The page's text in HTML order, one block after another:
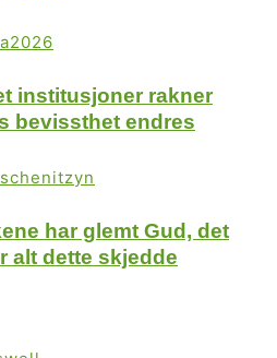
institusjoner rakner
bevissthet endres
har glemt Gud, det
alt dette skjedde